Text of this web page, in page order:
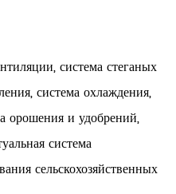
система стеганых
система охлаждения,
орошения и удобрений,
система
сельскохозяйственных